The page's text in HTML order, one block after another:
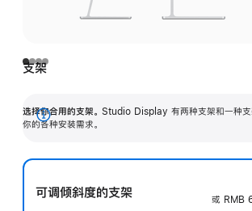
支架
选择你合用的支架。 Studio Display 有两种支架和一种支
你的各种安装需求。
展
可调倾斜度的支架
或 RMB